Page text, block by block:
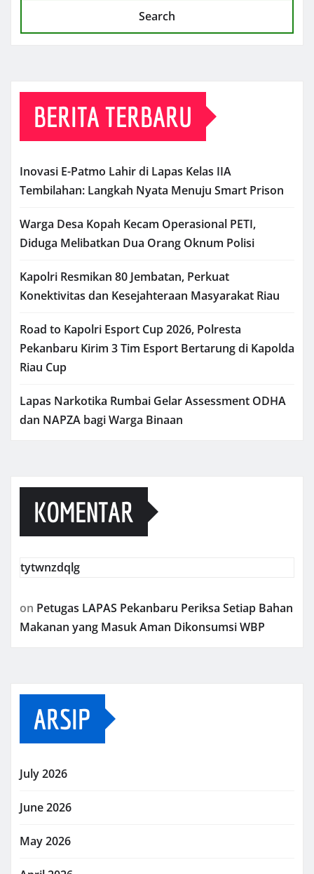
Search
BERITA TERBARU
Inovasi E-Patmo Lahir di Lapas Kelas IIA
Tembilahan: Langkah Nyata Menuju Smart Prison
Warga Desa Kopah Kecam Operasional PETI,
Diduga Melibatkan Dua Orang Oknum Polisi
Kapolri Resmikan 80 Jembatan, Perkuat
Konektivitas dan Kesejahteraan Masyarakat Riau
Road to Kapolri Esport Cup 2026, Polresta
Pekanbaru Kirim 3 Tim Esport Bertarung di Kapolda
Riau Cup
Lapas Narkotika Rumbai Gelar Assessment ODHA
dan NAPZA bagi Warga Binaan
KOMENTAR
tytwnzdqlg
on Petugas LAPAS Pekanbaru Periksa Setiap Bahan
Makanan yang Masuk Aman Dikonsumsi WBP
ARSIP
July 2026
June 2026
May 2026